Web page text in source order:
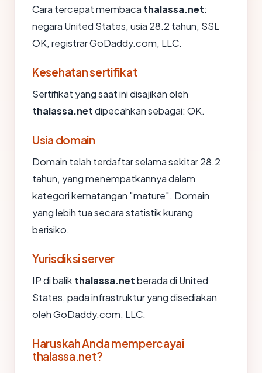
Cara tercepat membaca thalassa.net:
negara United States, usia 28.2 tahun, SSL
OK, registrar GoDaddy.com, LLC.
Kesehatan sertifikat
Sertifikat yang saat ini disajikan oleh
thalassa.netdipecahkan sebagai: OK.
Usia domain
Domain telah terdaftar selama sekitar 28.2
tahun, yang menempatkannya dalam
kategori kematangan "mature". Domain
yang lebih tua secara statistik kurang
berisiko.
Yurisdiksi server
IP di balik thalassa.netberada di United
States, pada infrastruktur yang disediakan
oleh GoDaddy.com, LLC.
Haruskah Anda mempercayai
thalassa.net?